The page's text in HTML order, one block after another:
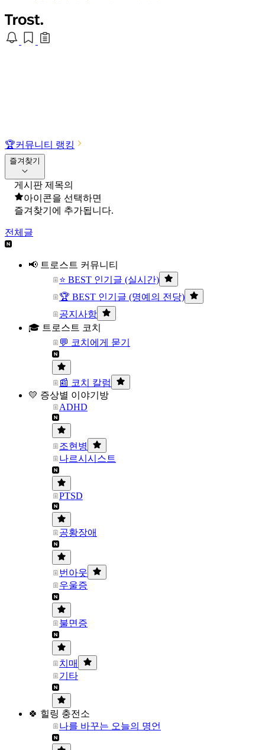
🏆커뮤니티 랭킹
즐겨찾기
게시판 제목의
아이콘을 선택하면
즐겨찾기에 추가됩니다.
전체글
📢 트로스트 커뮤니티
⭐ BEST 인기글 (실시간)
🏆 BEST 인기글 (명예의 전당)
공지사항
🎓 트로스트 코치
💬 코치에게 묻기
📰 코치 칼럼
💛 증상별 이야기방
ADHD
조현병
나르시시스트
PTSD
공황장애
번아웃
우울증
불면증
치매
기타
🍀 힐링 충전소
나를 바꾸는 오늘의 명언